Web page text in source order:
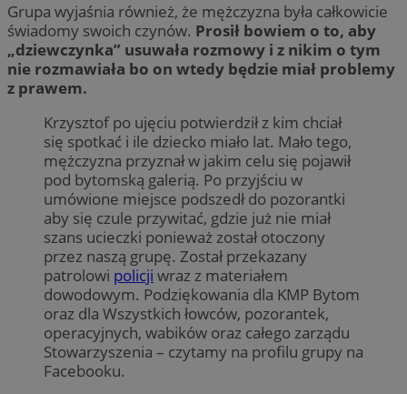
Grupa wyjaśnia również, że mężczyzna była całkowicie
świadomy swoich czynów. Prosił bowiem o to, aby
„dziewczynka” usuwała rozmowy i z nikim o tym
nie rozmawiała bo on wtedy będzie miał problemy
z prawem.
Krzysztof po ujęciu potwierdził z kim chciał
się spotkać i ile dziecko miało lat. Mało tego,
mężczyzna przyznał w jakim celu się pojawił
pod bytomską galerią. Po przyjściu w
umówione miejsce podszedł do pozorantki
aby się czule przywitać, gdzie już nie miał
szans ucieczki ponieważ został otoczony
przez naszą grupę. Został przekazany
patrolowi policji wraz z materiałem
dowodowym. Podziękowania dla KMP Bytom
oraz dla Wszystkich łowców, pozorantek,
operacyjnych, wabików oraz całego zarządu
Stowarzyszenia – czytamy na profilu grupy na
Facebooku.